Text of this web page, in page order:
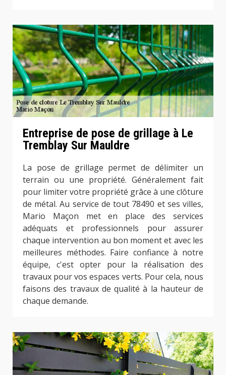
Entreprise de pose de grillage à Le
Tremblay Sur Mauldre
La pose de grillage permet de délimiter un
terrain ou une propriété. Généralement fait
pour limiter votre propriété grâce à une clôture
de métal. Au service de tout 78490 et ses villes,
Mario Maçon met en place des services
adéquats et professionnels pour assurer
chaque intervention au bon moment et avec les
meilleures méthodes. Faire confiance à notre
équipe, c'est opter pour la réalisation des
travaux pour vos espaces verts. Pour cela, nous
faisons des travaux de qualité à la hauteur de
chaque demande.